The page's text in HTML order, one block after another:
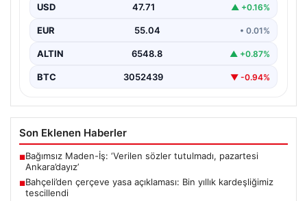
USD 47.71 ▲ +0.16%
EUR 55.04 • 0.01%
ALTIN 6548.8 ▲ +0.87%
BTC 3052439 ▼ -0.94%
Son Eklenen Haberler
■Bağımsız Maden-İş: ‘Verilen sözler tutulmadı, pazartesi
Ankara’dayız’
■Bahçeli’den çerçeve yasa açıklaması: Bin yıllık kardeşliğimiz
tescillendi